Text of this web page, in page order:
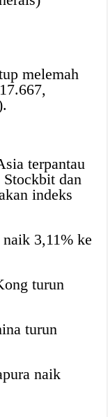
melemah
terpantau
dan
indeks
3,11% ke
turun
turun
naik